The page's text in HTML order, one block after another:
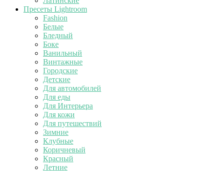
Пресеты Lightroom
Fashion
Белые
Бледный
Боке
Ванильный
Винтажные
Городские
Детские
Для автомобилей
Для еды
Для Интерьера
Для кожи
Для путешествий
Зимние
Клубные
Коричневый
Красный
Летние